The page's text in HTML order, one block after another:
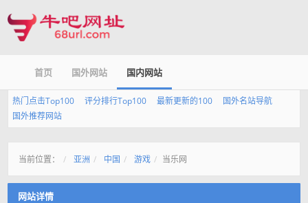
首页 国外网站 国内网站
热门点击Top100 评分排行Top100 最新更新的100
国外名站导航
国外推荐网站
当前位置： 亚洲 中国 游戏 当乐网
网站详情